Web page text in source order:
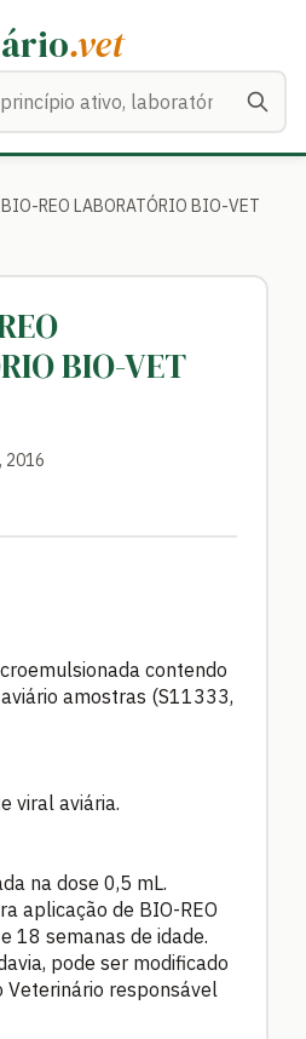
.vet
REO LABORATÓRIO BIO-VET
BIO-VET
2016
contendo
amostras (S11333,
viral aviária.
na dose 0,5 mL.
aplicação de BIO-REO
18 semanas de idade.
pode ser modificado
Veterinário responsável